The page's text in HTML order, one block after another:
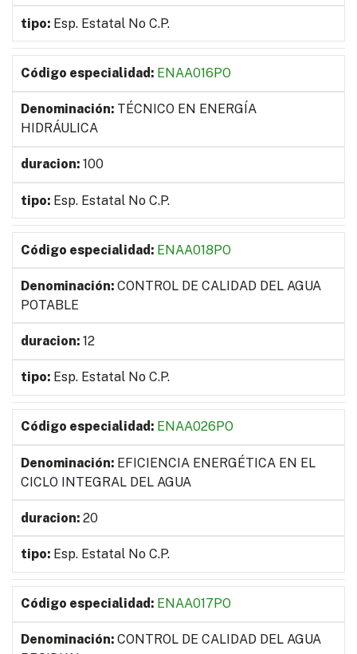
Esp. Estatal No C.P.
ENAA016PO
TÉCNICO EN ENERGÍA
HIDRÁULICA
100
Esp. Estatal No C.P.
ENAA018PO
CONTROL DE CALIDAD DEL AGUA
POTABLE
12
Esp. Estatal No C.P.
ENAA026PO
EFICIENCIA ENERGÉTICA EN EL
CICLO INTEGRAL DEL AGUA
20
Esp. Estatal No C.P.
ENAA017PO
CONTROL DE CALIDAD DEL AGUA